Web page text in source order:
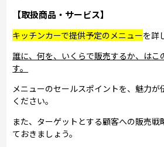
【取扱商品・サービス】
キッチンカーで提供予定のメニューを詳
誰に、何を、いくらで販売するか、はこ
す。
メニューのセールスポイントを、魅力が
ください。
また、ターゲットとする顧客への販売戦
ておきましょう。